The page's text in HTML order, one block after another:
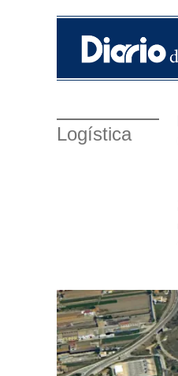
Logística